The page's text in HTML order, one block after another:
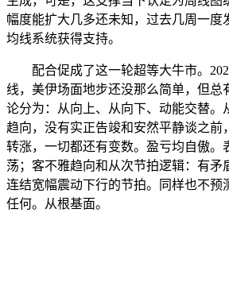
幅度能扩大几多还未知，过去几周一度
均线系统获得支持。
配合促成了这一轮超等大牛市。
线，美伊场面地步还没那么简单，但总
论分为：从向上、从向下、动能交替。
趋向，没有实正告竣和安然平静谈之前
转涨，一切都还有变数。盈亏均自傲。
荡；客不雅趋向和从次节拍逻辑：有矛
连结宽幅震动下行的节拍。同样也不预
任何。从根基面。